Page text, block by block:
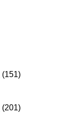
(151)
(201)